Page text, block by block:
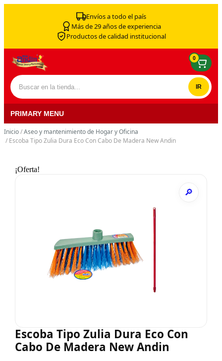
Envíos a todo el país
Más de 29 años de experiencia
Productos de calidad institucional
Buscar por:
0
PRIMARY MENU
Inicio/Aseo y mantenimiento de Hogar y Oficina
/ Escoba Tipo Zulia Dura Eco Con Cabo De Madera New Andin
¡Oferta!
Escoba Tipo Zulia Dura Eco Con
Cabo De Madera New Andin